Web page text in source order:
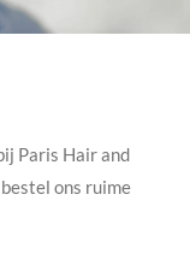
Paris Hair and
ons ruime